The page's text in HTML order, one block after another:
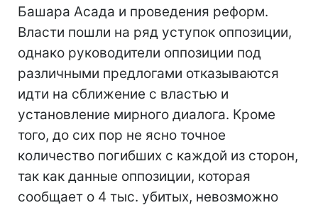
Башара Асада и проведения реформ.
Власти пошли на ряд уступок оппозиции,
однако руководители оппозиции под
различными предлогами отказываются
идти на сближение с властью и
установление мирного диалога. Кроме
того, до сих пор не ясно точное
количество погибших с каждой из сторон,
так как данные оппозиции, которая
сообщает о 4 тыс. убитых, невозможно